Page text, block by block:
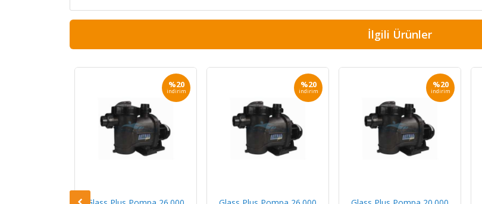
İlgili Ürünler
%20
indirim
%20
indirim
%20
indirim